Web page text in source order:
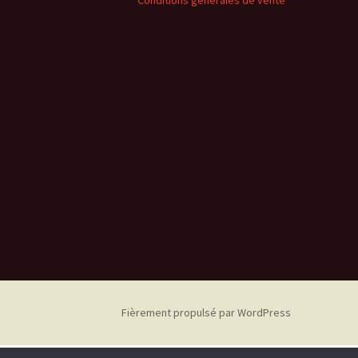
Fièrement propulsé par WordPress